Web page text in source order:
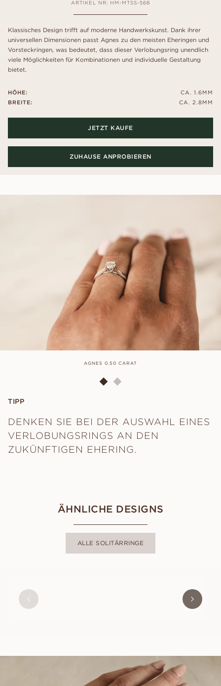
ARTIKEL NR: HM-MTSS-568
Klassisches Design trifft auf moderne Handwerkskunst. Dank ihrer
universellen Dimensionen passt Agnes zu den meisten Eheringen und
Vorsteckringen, was bedeutet, dass dieser Verlobungsring unendlich
viele Möglichkeiten für Kombinationen und individuelle Gestaltung
bietet.
HÖHE:
BREITE:
CA. 1.6MM
CA. 2.8MM
JETZT KAUFE
ZUHAUSE ANPROBIEREN
AGNES 0.50 CARAT
TIPP
DENKEN SIE BEI DER AUSWAHL EINES
VERLOBUNGSRINGS AN DEN
ZUKÜNFTIGEN EHERING.
ÄHNLICHE DESIGNS
ALLE SOLITÄRRINGE